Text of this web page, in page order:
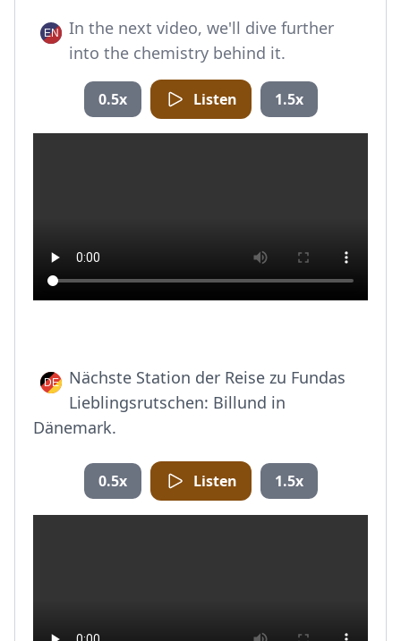
In the next video, we'll dive further
into the chemistry behind it.
0.5x Listen 1.5x
Nächste Station der Reise zu Fundas
Lieblingsrutschen: Billund in
Dänemark.
0.5x Listen 1.5x